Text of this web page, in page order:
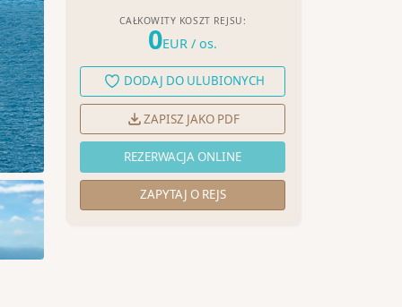
CAŁKOWITY KOSZT REJSU:
0EUR / os.
DODAJ DO ULUBIONYCH
ZAPISZ JAKO PDF
REZERWACJA ONLINE
ZAPYTAJ O REJS